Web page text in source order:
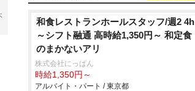
和食レストランホールスタッフ/週2 4h
～シフト融通 高時給1,350円～ 和定食
のまかないアリ
株式会社にっぱん
時給1,350円～
アルバイト・パート / 東京都